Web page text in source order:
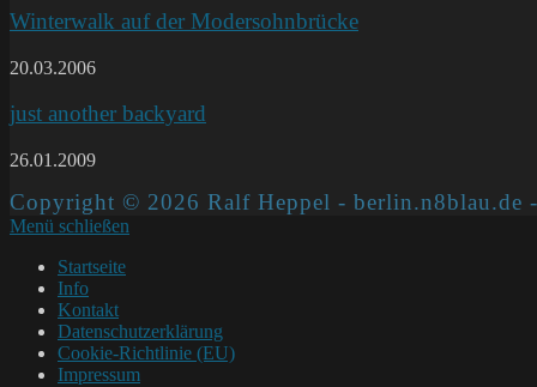
Winterwalk auf der Modersohnbrücke
20.03.2006
just another backyard
26.01.2009
Copyright © 2026 Ralf Heppel - berlin.n8blau.de
Menü schließen
Startseite
Info
Kontakt
Datenschutzerklärung
Cookie-Richtlinie (EU)
Impressum